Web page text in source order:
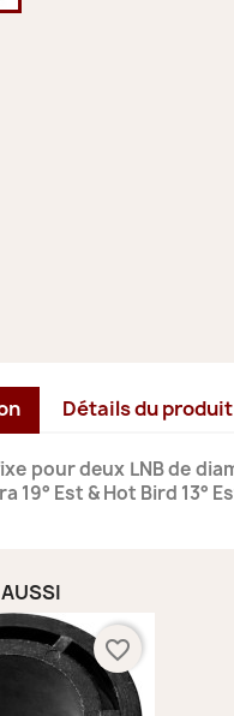
Détails du produit
pour deux LNB de
19° Est & Hot Bird 13°
favorite_border